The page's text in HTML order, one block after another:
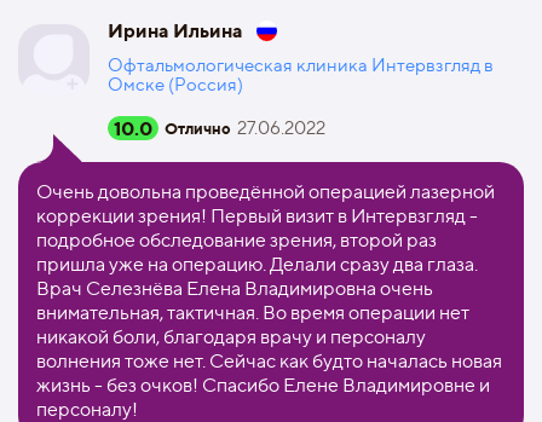
Ирина Ильина
Офтальмологическая клиника Интервзгляд в
Омске (Россия)
10.0 Отлично 27.06.2022
Очень довольна проведённой операцией лазерной
коррекции зрения! Первый визит в Интервзгляд -
подробное обследование зрения, второй раз
пришла уже на операцию. Делали сразу два глаза.
Врач Селезнёва Елена Владимировна очень
внимательная, тактичная. Во время операции нет
никакой боли, благодаря врачу и персоналу
волнения тоже нет. Сейчас как будто началась новая
жизнь - без очков! Спасибо Елене Владимировне и
персоналу!